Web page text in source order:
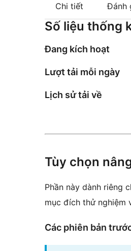
Chi tiết Đánh
Số liệu thống
Đang kích hoạt
Lượt tải mỗi ngày
Lịch sử tải về
Tùy chọn
Phần này dành riêng
mục đích thử nghiệm
Các phiên bản